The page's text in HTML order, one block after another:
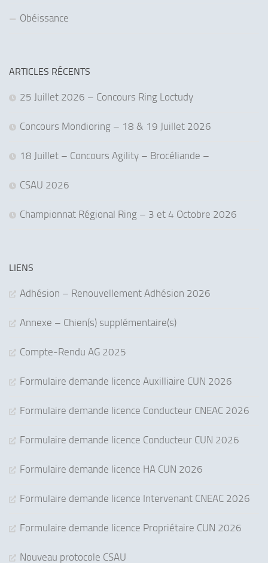
Obéissance
ARTICLES RÉCENTS
25 Juillet 2026 – Concours Ring Loctudy
Concours Mondioring – 18 & 19 Juillet 2026
18 Juillet – Concours Agility – Brocéliande –
CSAU 2026
Championnat Régional Ring – 3 et 4 Octobre 2026
LIENS
Adhésion – Renouvellement Adhésion 2026
Annexe – Chien(s) supplémentaire(s)
Compte-Rendu AG 2025
Formulaire demande licence Auxilliaire CUN 2026
Formulaire demande licence Conducteur CNEAC 2026
Formulaire demande licence Conducteur CUN 2026
Formulaire demande licence HA CUN 2026
Formulaire demande licence Intervenant CNEAC 2026
Formulaire demande licence Propriétaire CUN 2026
Nouveau protocole CSAU